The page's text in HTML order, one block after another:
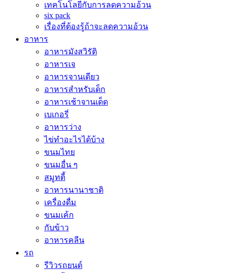
เทคโนโลยีกับการลดความอ้วน
six pack
เรื่องที่ต้องรู้ถ้าจะลดความอ้วน
อาหาร
อาหารมังสวิรัติ
อาหารเจ
อาหารจานเดียว
อาหารสำหรับเด็ก
อาหารเช้าจานเด็ด
เบเกอรี่
อาหารว่าง
ไข่ทำอะไรได้บ้าง
ขนมไทย
ขนมอื่น ๆ
สมูทตี้
อาหารนานาชาติ
เครื่องดื่ม
ขนมเค้ก
กับข้าว
อาหารคลีน
รถ
รีวิวรถยนต์